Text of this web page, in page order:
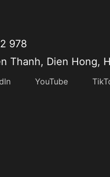
978
Thanh, Dien Hong,
YouTube